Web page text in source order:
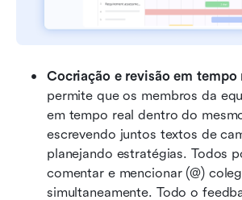
Cocriação e revisão em tempo
permite que os membros da
em tempo real dentro do
escrevendo juntos textos de
planejando estratégias. Todos
comentar e mencionar (@)
simultaneamente. Todo o